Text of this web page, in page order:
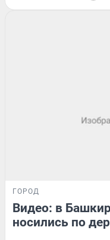
ГОРОД
Видео: в
носились по